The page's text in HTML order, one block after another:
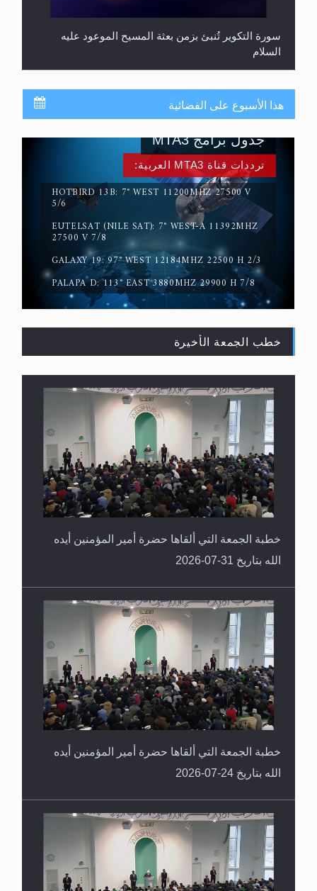
سورة التكوير تُنبئ بزمن بعثة المسيح الموعود عليه
السلام
حقيقة المسيح الدجال
القرآن قاضٍ وحكمٌ على السنة ومهيمنٌ عليها.. ليس
العكس
هذا الأسبوع على الفضائية
ترددات قناة MTA3 العربية:
HOTBIRD 13B: 7° WEST 11200MHZ 27500 V
5/6
EUTELSAT (NILE SAT): 7° WEST-A 11392MHZ
27500 V 7/8
GALAXY 19: 97° WEST 12184MHZ 22500 H 2/3
PALAPA D: 113° EAST 3880MHZ 29900 H 7/8
جدول برامج MTA3
خطب الجمعة الأخيرة
خطبة الجمعة التي ألقاها حضرة أمير المؤمنين أيده
الله بتاريخ 31-07-2026
خطبة الجمعة التي ألقاها حضرة أمير المؤمنين أيده
الله بتاريخ 24-07-2026